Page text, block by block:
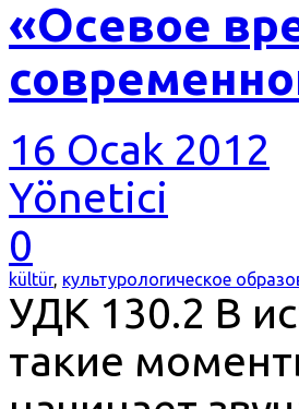
«Осевое
16 Ocak 2012
Yönetici
0
kültür, культурологическое
УДК 130.2 В
такие